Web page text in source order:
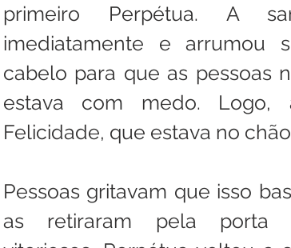
primeiro Perpétua. A
imediatamente e arrumou
cabelo para que as pessoas
estava com medo. Logo,
Felicidade, que estava no
Pessoas gritavam que isso
as retiraram pela porta